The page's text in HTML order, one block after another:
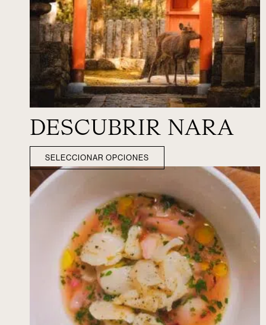
DESCUBRIR NARA
SELECCIONAR OPCIONES